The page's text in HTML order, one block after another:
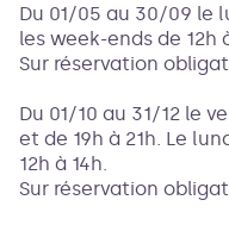
Du 01/05 au 30/09 le
les week-ends de 12h
Sur réservation
Du 01/10 au 31/12 le
et de 19h à 21h. Le
12h à 14h.
Sur réservation